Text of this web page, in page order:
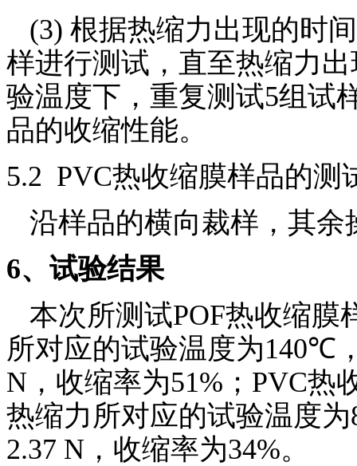
(3)根据热缩力出现的时
样进行测试，直至热缩力
验温度下，重复测试5组试
品的收缩性能。
5.2 PVC热收缩膜样品的测
沿样品的横向裁样，其余
6、试验结果
本次所测试POF热收缩膜
所对应的试验温度为140℃
N ，收缩率为51% ； PVC热
热缩力所对应的试验温度为
2.37 N ，收缩率为34%。